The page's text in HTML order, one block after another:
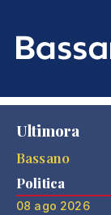
Ultimora
Bassano
Politica
08 ago 2026